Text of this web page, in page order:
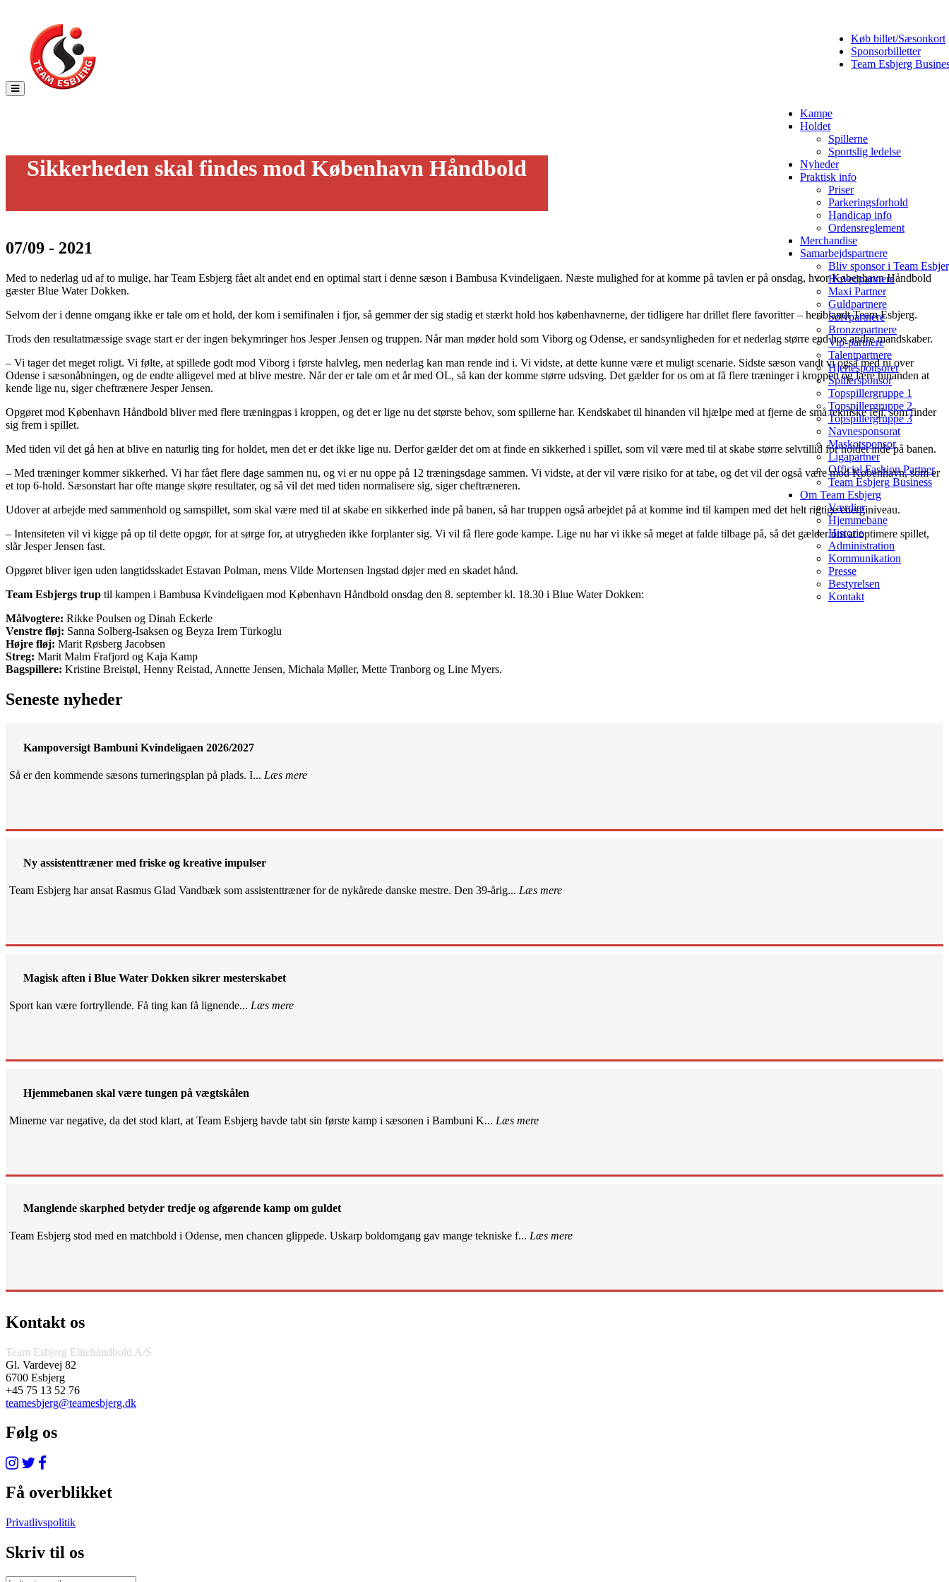
Køb billet/Sæsonkort
Sponsorbilletter
Team Esbjerg
Toggle
navigation
Kampe
Holdet
Spillerne
Sportslig ledelse
Nyheder
Praktisk info
Priser
Parkeringsforhold
Handicap info
Ordensreglement
Merchandise
Samarbejdspartnere
Bliv sponsor i Team
Hovedpartnere
Maxi Partner
Guldpartnere
Sølvpartnere
Bronzepartnere
Vip-partnere
Talentpartnere
Hjertesponsorer
Spillersponsor
Topspillergruppe 1
Topspillergruppe 2
Topspillergruppe 3
Navnesponsorat
Maskotsponsor
Ligapartner
Official Fashion Partner
Team Esbjerg Business
Om Team Esbjerg
Værdier
Hjemmebane
Historie
Administration
Kommunikation
Presse
Bestyrelsen
Kontakt
Sikkerheden skal findes mod København Håndbold
07/09 - 2021
Med to nederlag ud af to mulige, har Team Esbjerg fået alt andet end en optimal start i denne sæson i Bambusa Kvindeligaen. Næste mulighed for at komme på tavlen er på onsdag, hvor København Håndbold
gæster Blue Water Dokken.
Selvom der i denne omgang ikke er tale om et hold, der kom i semifinalen i fjor, så gemmer der sig stadig et stærkt hold hos københavnerne, der tidligere har drillet flere favoritter – heriblandt Team Esbjerg.
Trods den resultatmæssige svage start er der ingen bekymringer hos Jesper Jensen og truppen. Når man møder hold som Viborg og Odense, er sandsynligheden for et nederlag større end hos andre mandskaber.
– Vi tager det meget roligt. Vi følte, at spillede godt mod Viborg i første halvleg, men nederlag kan man rende ind i. Vi vidste, at dette kunne være et muligt scenarie. Sidste sæson vandt vi også med ni over
Odense i sæsonåbningen, og de endte alligevel med at blive mestre. Når der er tale om et år med OL, så kan der komme større udsving. Det gælder for os om at få flere træninger i kroppen og lære hinanden at
kende lige nu, siger cheftrænere Jesper Jensen.
Opgøret mod København Håndbold bliver med flere træningpas i kroppen, og det er lige nu det største behov, som spillerne har. Kendskabet til hinanden vil hjælpe med at fjerne de små tekniske fejl, som finder
sig frem i spillet.
Med tiden vil det gå hen at blive en naturlig ting for holdet, men det er det ikke lige nu. Derfor gælder det om at finde en sikkerhed i spillet, som vil være med til at skabe større selvtillid for holdet inde på banen.
– Med træninger kommer sikkerhed. Vi har fået flere dage sammen nu, og vi er nu oppe på 12 træningsdage sammen. Vi vidste, at der vil være risiko for at tabe, og det vil der også være mod København, som er
et top 6-hold. Sæsonstart har ofte mange skøre resultater, og så vil det med tiden normalisere sig, siger cheftræneren.
Udover at arbejde med sammenhold og samspillet, som skal være med til at skabe en sikkerhed inde på banen, så har truppen også arbejdet på at komme ind til kampen med det helt rigtige energiniveau.
– Intensiteten vil vi kigge på op til dette opgør, for at sørge for, at utrygheden ikke forplanter sig. Vi vil få flere gode kampe. Lige nu har vi ikke så meget at falde tilbage på, så det gælder om at optimere spillet,
slår Jesper Jensen fast.
Opgøret bliver igen uden langtidsskadet Estavan Polman, mens Vilde Mortensen Ingstad døjer med en skadet hånd.
Team Esbjergs trup til kampen i Bambusa Kvindeligaen mod København Håndbold onsdag den 8. september kl. 18.30 i Blue Water Dokken:
Målvogtere: Rikke Poulsen og Dinah Eckerle
Venstre fløj: Sanna Solberg-Isaksen og Beyza Irem Türkoglu
Højre fløj: Marit Røsberg Jacobsen
Streg: Marit Malm Frafjord og Kaja Kamp
Bagspillere: Kristine Breistøl, Henny Reistad, Annette Jensen, Michala Møller, Mette Tranborg og Line Myers.
Seneste nyheder
Kampoversigt Bambuni Kvindeligaen 2026/2027
Så er den kommende sæsons turneringsplan på plads. I... Læs mere
Ny assistenttræner med friske og kreative impulser
Team Esbjerg har ansat Rasmus Glad Vandbæk som assistenttræner for de nykårede danske mestre. Den 39-årig... Læs mere
Magisk aften i Blue Water Dokken sikrer mesterskabet
Sport kan være fortryllende. Få ting kan få lignende... Læs mere
Hjemmebanen skal være tungen på vægtskålen
Minerne var negative, da det stod klart, at Team Esbjerg havde tabt sin første kamp i sæsonen i Bambuni K... Læs mere
Manglende skarphed betyder tredje og afgørende kamp om guldet
Team Esbjerg stod med en matchbold i Odense, men chancen glippede. Uskarp boldomgang gav mange tekniske f... Læs mere
Kontakt os
Team Esbjerg Elitehåndbold A/S
Gl. Vardevej 82
6700 Esbjerg
+45 75 13 52 76
teamesbjerg@teamesbjerg.dk
Følg os
Få overblikket
Privatlivspolitik
Skriv til os